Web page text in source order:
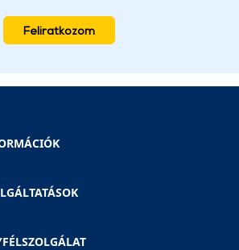
Feliratkozom